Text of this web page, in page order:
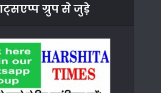
ग्रुप से जुड़े